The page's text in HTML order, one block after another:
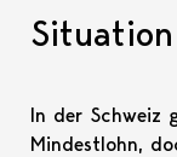
In der Schweiz
Mindestlohn,